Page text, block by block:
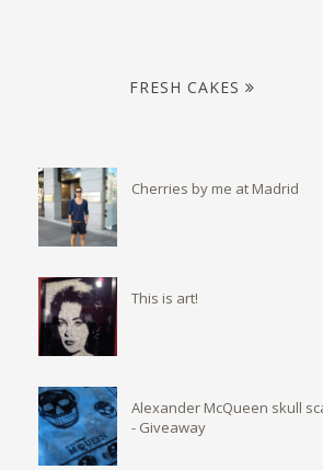
FRESH CAKES
Cherries by me at Madrid
This is art!
Alexander McQueen skull
- Giveaway